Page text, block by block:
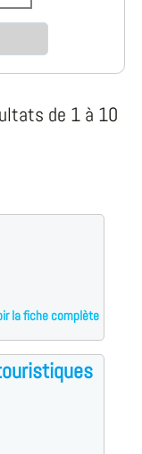
de 1 à 10
la fiche complète